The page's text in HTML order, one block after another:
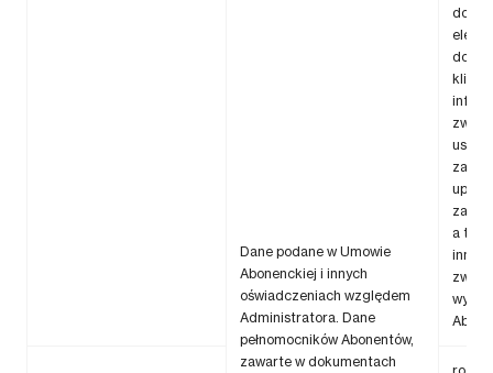
Dane podane w Umowie
Abonenckiej i innych
oświadczeniach względem
Administratora. Dane
pełnomocników Abonentów,
zawarte w dokumentach
a